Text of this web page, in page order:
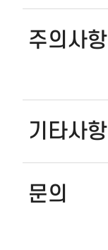
주의사항
기타사항
문의